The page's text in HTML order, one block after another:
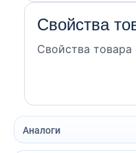
Свойства
Свойства товара
Аналоги